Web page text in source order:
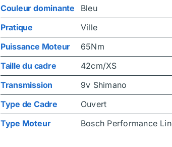
Couleur dominante
Bleu
Pratique
Ville
Puissance Moteur
65Nm
Taille du cadre
42cm/XS
Transmission
9v Shimano
Type de Cadre
Ouvert
Type Moteur
Bosch Performance